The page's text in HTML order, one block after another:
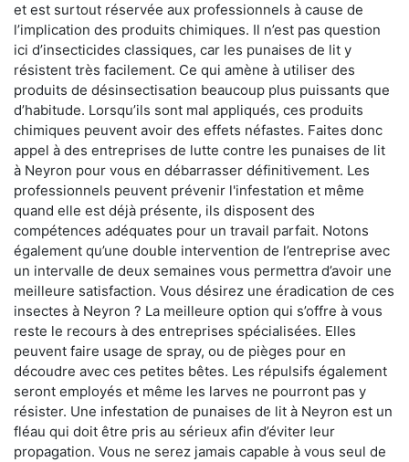
et est surtout réservée aux professionnels à cause de
l’implication des produits chimiques. Il n’est pas question
ici d’insecticides classiques, car les punaises de lit y
résistent très facilement. Ce qui amène à utiliser des
produits de désinsectisation beaucoup plus puissants que
d’habitude. Lorsqu’ils sont mal appliqués, ces produits
chimiques peuvent avoir des effets néfastes. Faites donc
appel à des entreprises de lutte contre les punaises de lit
à Neyron pour vous en débarrasser définitivement. Les
professionnels peuvent prévenir l'infestation et même
quand elle est déjà présente, ils disposent des
compétences adéquates pour un travail parfait. Notons
également qu’une double intervention de l’entreprise avec
un intervalle de deux semaines vous permettra d’avoir une
meilleure satisfaction. Vous désirez une éradication de ces
insectes à Neyron ? La meilleure option qui s’offre à vous
reste le recours à des entreprises spécialisées. Elles
peuvent faire usage de spray, ou de pièges pour en
découdre avec ces petites bêtes. Les répulsifs également
seront employés et même les larves ne pourront pas y
résister. Une infestation de punaises de lit à Neyron est un
fléau qui doit être pris au sérieux afin d’éviter leur
propagation. Vous ne serez jamais capable à vous seul de